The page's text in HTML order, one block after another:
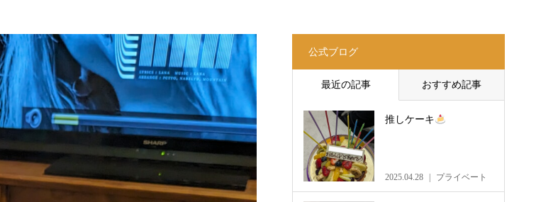
公式ブログ
最近の記事 おすすめ記事
推しケーキ
2025.04.28 プライベート